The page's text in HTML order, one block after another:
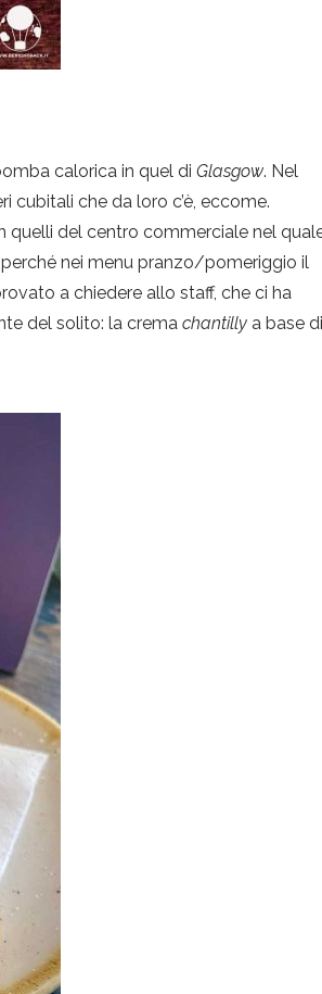
calorica in quel diGlasgow. Nel
cubitali che da loro c’è, eccome.
quelli del centro commerciale nel
nei menu pranzo/pomeriggio il
a chiedere allo staff, che ci ha
del solito: la cremachantilly a base di